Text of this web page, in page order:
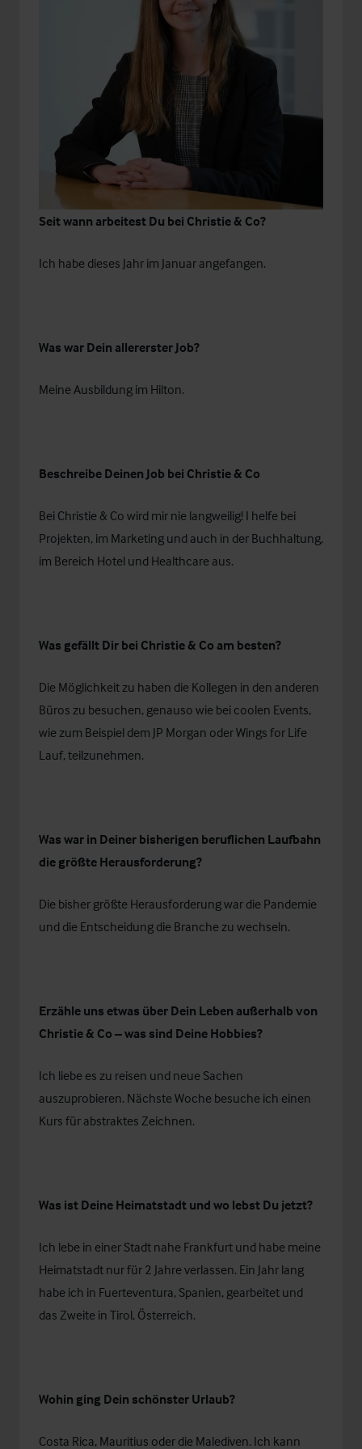
Seit wann arbeitest Du bei Christie & Co?
Ich habe dieses Jahr im Januar angefangen.
Was war Dein allererster Job?
Meine Ausbildung im Hilton.
Beschreibe Deinen Job bei Christie & Co
Bei Christie & Co wird mir nie langweilig! I helfe bei
Projekten, im Marketing und auch in der Buchhaltung,
im Bereich Hotel und Healthcare aus.
Was gefällt Dir bei Christie & Co am besten?
Die Möglichkeit zu haben die Kollegen in den anderen
Büros zu besuchen, genauso wie bei coolen Events,
wie zum Beispiel dem JP Morgan oder Wings for Life
Lauf, teilzunehmen.
Was war in Deiner bisherigen beruflichen Laufbahn
die größte Herausforderung?
Die bisher größte Herausforderung war die Pandemie
und die Entscheidung die Branche zu wechseln.
Erzähle uns etwas über Dein Leben außerhalb von
Christie & Co – was sind Deine Hobbies?
Ich liebe es zu reisen und neue Sachen
auszuprobieren. Nächste Woche besuche ich einen
Kurs für abstraktes Zeichnen.
Was ist Deine Heimatstadt und wo lebst Du jetzt?
Ich lebe in einer Stadt nahe Frankfurt und habe meine
Heimatstadt nur für 2 Jahre verlassen. Ein Jahr lang
habe ich in Fuerteventura, Spanien, gearbeitet und
das Zweite in Tirol, Österreich.
Wohin ging Dein schönster Urlaub?
Costa Rica, Mauritius oder die Malediven. Ich kann